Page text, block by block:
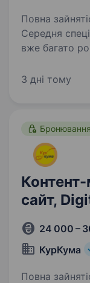
Повна
Середня спеціальна
вже багато
матеріалів.
3 дні тому
Бронювання
сайт,
24 000 –
КурКума
Повна